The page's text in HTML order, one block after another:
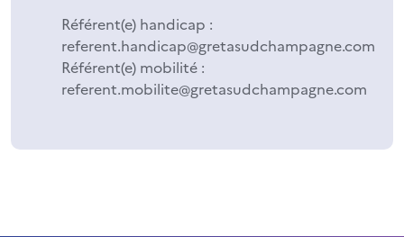
Référent(e) handicap :
referent.handicap@gretasudchampagne.com
Référent(e) mobilité :
referent.mobilite@gretasudchampagne.com